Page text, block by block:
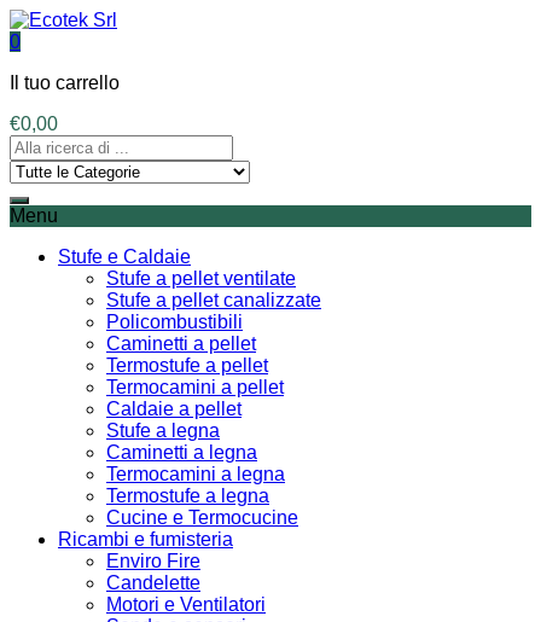
0
Il tuo carrello
€0,00
Menu
Stufe e Caldaie
Stufe a pellet ventilate
Stufe a pellet canalizzate
Policombustibili
Caminetti a pellet
Termostufe a pellet
Termocamini a pellet
Caldaie a pellet
Stufe a legna
Caminetti a legna
Termocamini a legna
Termostufe a legna
Cucine e Termocucine
Ricambi e fumisteria
Enviro Fire
Candelette
Motori e Ventilatori